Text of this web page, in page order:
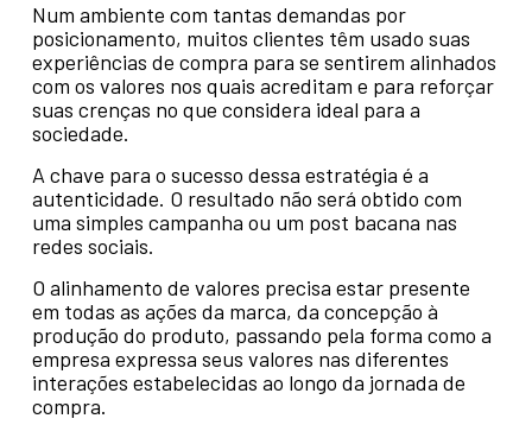
Num ambiente com tantas demandas por
posicionamento, muitos clientes têm usado suas
experiências de compra para se sentirem alinhados
com os valores nos quais acreditam e para reforçar
suas crenças no que considera ideal para a
sociedade.
A chave para o sucesso dessa estratégia é a
autenticidade. O resultado não será obtido com
uma simples campanha ou um post bacana nas
redes sociais.
O alinhamento de valores precisa estar presente
em todas as ações da marca, da concepção à
produção do produto, passando pela forma como a
empresa expressa seus valores nas diferentes
interações estabelecidas ao longo da jornada de
compra.